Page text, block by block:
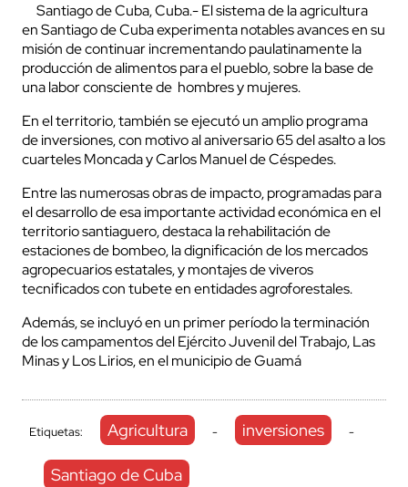
Santiago de Cuba, Cuba.- El sistema de la agricultura
en Santiago de Cuba experimenta notables avances en su
misión de continuar incrementando paulatinamente la
producción de alimentos para el pueblo, sobre la base de
una labor consciente de hombres y mujeres.
En el territorio, también se ejecutó un amplio programa
de inversiones, con motivo al aniversario 65 del asalto a los
cuarteles Moncada y Carlos Manuel de Céspedes.
Entre las numerosas obras de impacto, programadas para
el desarrollo de esa importante actividad económica en el
territorio santiaguero, destaca la rehabilitación de
estaciones de bombeo, la dignificación de los mercados
agropecuarios estatales, y montajes de viveros
tecnificados con tubete en entidades agroforestales.
Además, se incluyó en un primer período la terminación
de los campamentos del Ejército Juvenil del Trabajo, Las
Minas y Los Lirios, en el municipio de Guamá
Etiquetas: Agricultura - inversiones -
Santiago de Cuba